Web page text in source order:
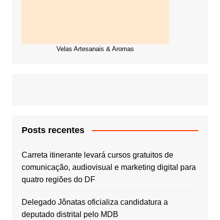
Velas Artesanais & Aromas
Posts recentes
Carreta itinerante levará cursos gratuitos de
comunicação, audiovisual e marketing digital para
quatro regiões do DF
Delegado Jônatas oficializa candidatura a
deputado distrital pelo MDB